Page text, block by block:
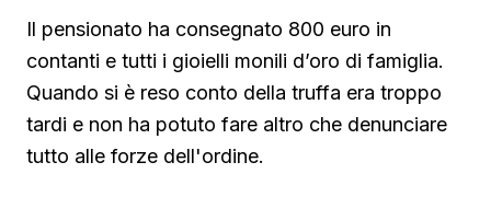
Il pensionato ha consegnato 800 euro in
contanti e tutti i gioielli monili d’oro di famiglia.
Quando si è reso conto della truffa era troppo
tardi e non ha potuto fare altro che denunciare
tutto alle forze dell'ordine.